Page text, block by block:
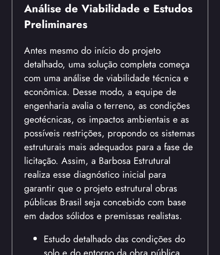
Análise de Viabilidade e Estudos
Preliminares
Antes mesmo do início do projeto
detalhado, uma solução completa começa
com uma análise de viabilidade técnica e
econômica. Desse modo, a equipe de
engenharia avalia o terreno, as condições
geotécnicas, os impactos ambientais e as
possíveis restrições, propondo os sistemas
estruturais mais adequados para a fase de
licitação. Assim, a Barbosa Estrutural
realiza esse diagnóstico inicial para
garantir que o projeto estrutural obras
públicas Brasil seja concebido com base
em dados sólidos e premissas realistas.
Estudo detalhado das condições do